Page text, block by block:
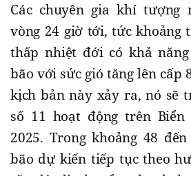
Các chuyên gia khí tượng
vòng 24 giờ tới, tức khoảng
thấp nhiệt đới có khả
bão với sức gió tăng lên cấp
kịch bản này xảy ra, nó sẽ
số 11 hoạt động trên
2025. Trong khoảng 48
bão dự kiến tiếp tục theo